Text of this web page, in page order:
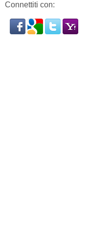
Connettiti con: